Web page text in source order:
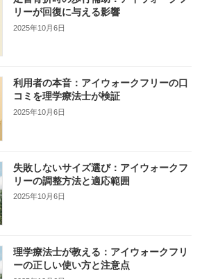
リーが回復に与える影響
2025年10月6日
利用者の本音：アイウォークフリーの口
コミを理学療法士が検証
2025年10月6日
失敗しないサイズ選び：アイウォークフ
リーの調整方法と適応範囲
2025年10月6日
理学療法士が教える：アイウォークフリ
ーの正しい使い方と注意点